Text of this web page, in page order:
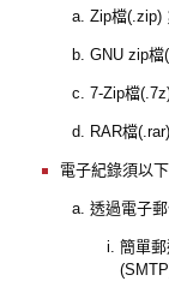
a. Zip檔(.zip)
b. GNU zip檔
c. 7-Zip檔
d. RAR檔(.rar)
電子紀錄須以
a. 透過電子
簡單